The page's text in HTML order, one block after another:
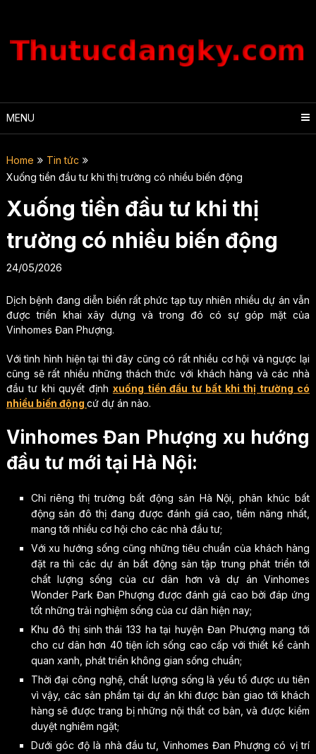
content
MENU
Home
Tin tức
Xuống tiền đầu tư khi thị trường có nhiều biến động
Xuống tiền đầu tư khi thị
trường có nhiều biến động
24/05/2026
Dịch bệnh đang diễn biến rất phức tạp tuy nhiên nhiều dự án vẫn
được triển khai xây dựng và trong đó có sự góp mặt của
Vinhomes Đan Phượng.
Với tình hình hiện tại thì đây cũng có rất nhiều cơ hội và ngược lại
cũng sẽ rất nhiều những thách thức với khách hàng và các nhà
đầu tư khi quyết định xuống tiền đầu tư bất khi thị trường có
nhiều biến động cứ dự án nào.
Vinhomes Đan Phượng xu hướng
đầu tư mới tại Hà Nội:
Chỉ riêng thị trường bất động sản Hà Nội, phân khúc bất
động sản đô thị đang được đánh giá cao, tiềm năng nhất,
mang tới nhiều cơ hội cho các nhà đầu tư;
Với xu hướng sống cũng những tiêu chuẩn của khách hàng
đặt ra thì các dự án bất động sản tập trung phát triển tới
chất lượng sống của cư dân hơn và dự án Vinhomes
Wonder Park Đan Phượng được đánh giá cao bởi đáp ứng
tốt những trải nghiệm sống của cư dân hiện nay;
Khu đô thị sinh thái 133 ha tại huyện Đan Phượng mang tới
cho cư dân hơn 40 tiện ích sống cao cấp với thiết kế cảnh
quan xanh, phát triển không gian sống chuẩn;
Thời đại công nghệ, chất lượng sống là yếu tố được ưu tiên
vì vậy, các sản phẩm tại dự án khi được bàn giao tới khách
hàng sẽ được trang bị những nội thất cơ bản, và được kiểm
duyệt nghiêm ngặt;
Dưới góc độ là nhà đầu tư, Vinhomes Đan Phượng có vị trí